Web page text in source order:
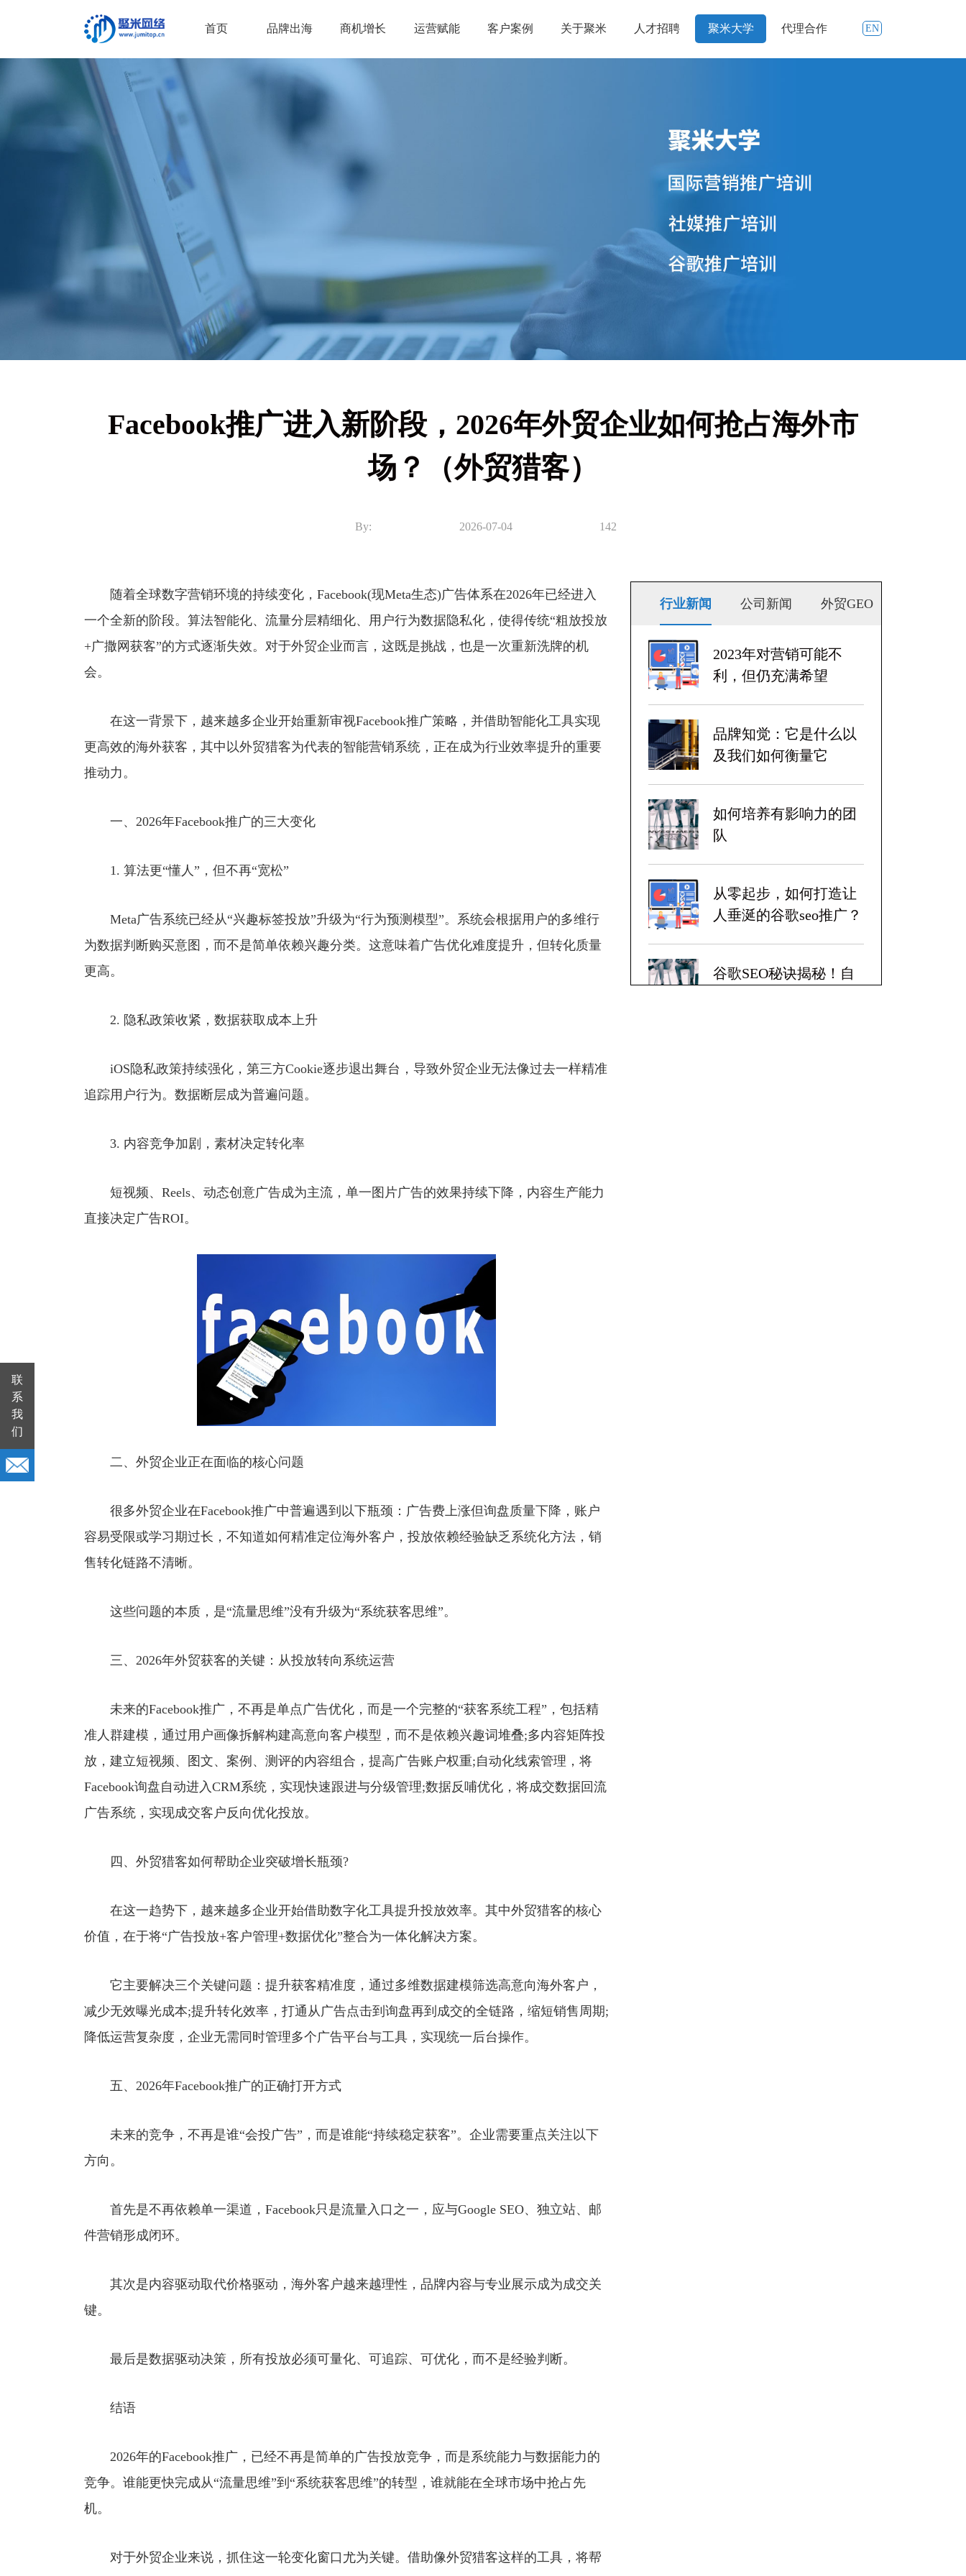
首页 品牌出海 商机增长 运营赋能 客户案例 关于聚米 人才招聘 聚米大学 代理合作 EN
Facebook推广进入新阶段，2026年外贸企业如何抢占海外市
场？（外贸猎客）
By: 2026-07-04 142
随着全球数字营销环境的持续变化，Facebook(现Meta生态)广告体系在2026年已经进入
一个全新的阶段。算法智能化、流量分层精细化、用户行为数据隐私化，使得传统“粗放投放
+广撒网获客”的方式逐渐失效。对于外贸企业而言，这既是挑战，也是一次重新洗牌的机
会。
在这一背景下，越来越多企业开始重新审视Facebook推广策略，并借助智能化工具实现
更高效的海外获客，其中以外贸猎客为代表的智能营销系统，正在成为行业效率提升的重要
推动力。
一、2026年Facebook推广的三大变化
1. 算法更“懂人”，但不再“宽松”
Meta广告系统已经从“兴趣标签投放”升级为“行为预测模型”。系统会根据用户的多维行
为数据判断购买意图，而不是简单依赖兴趣分类。这意味着广告优化难度提升，但转化质量
更高。
2. 隐私政策收紧，数据获取成本上升
iOS隐私政策持续强化，第三方Cookie逐步退出舞台，导致外贸企业无法像过去一样精准
追踪用户行为。数据断层成为普遍问题。
3. 内容竞争加剧，素材决定转化率
短视频、Reels、动态创意广告成为主流，单一图片广告的效果持续下降，内容生产能力
直接决定广告ROI。
二、外贸企业正在面临的核心问题
很多外贸企业在Facebook推广中普遍遇到以下瓶颈：广告费上涨但询盘质量下降，账户
容易受限或学习期过长，不知道如何精准定位海外客户，投放依赖经验缺乏系统化方法，销
售转化链路不清晰。
这些问题的本质，是“流量思维”没有升级为“系统获客思维”。
三、2026年外贸获客的关键：从投放转向系统运营
未来的Facebook推广，不再是单点广告优化，而是一个完整的“获客系统工程”，包括精
准人群建模，通过用户画像拆解构建高意向客户模型，而不是依赖兴趣词堆叠;多内容矩阵投
放，建立短视频、图文、案例、测评的内容组合，提高广告账户权重;自动化线索管理，将
Facebook询盘自动进入CRM系统，实现快速跟进与分级管理;数据反哺优化，将成交数据回流
广告系统，实现成交客户反向优化投放。
四、外贸猎客如何帮助企业突破增长瓶颈?
在这一趋势下，越来越多企业开始借助数字化工具提升投放效率。其中外贸猎客的核心
价值，在于将“广告投放+客户管理+数据优化”整合为一体化解决方案。
它主要解决三个关键问题：提升获客精准度，通过多维数据建模筛选高意向海外客户，
减少无效曝光成本;提升转化效率，打通从广告点击到询盘再到成交的全链路，缩短销售周期;
降低运营复杂度，企业无需同时管理多个广告平台与工具，实现统一后台操作。
五、2026年Facebook推广的正确打开方式
未来的竞争，不再是谁“会投广告”，而是谁能“持续稳定获客”。企业需要重点关注以下
方向。
首先是不再依赖单一渠道，Facebook只是流量入口之一，应与Google SEO、独立站、邮
件营销形成闭环。
其次是内容驱动取代价格驱动，海外客户越来越理性，品牌内容与专业展示成为成交关
键。
最后是数据驱动决策，所有投放必须可量化、可追踪、可优化，而不是经验判断。
结语
2026年的Facebook推广，已经不再是简单的广告投放竞争，而是系统能力与数据能力的
竞争。谁能更快完成从“流量思维”到“系统获客思维”的转型，谁就能在全球市场中抢占先
机。
对于外贸企业来说，抓住这一轮变化窗口尤为关键。借助像外贸猎客这样的工具，将帮
行业新闻 公司新闻 外贸GEO
2023年对营销可能不
利，但仍充满希望
品牌知觉：它是什么以
及我们如何衡量它
如何培养有影响力的团
队
从零起步，如何打造让
人垂涎的谷歌seo推广？
谷歌SEO秘诀揭秘！自
联
系
我
们